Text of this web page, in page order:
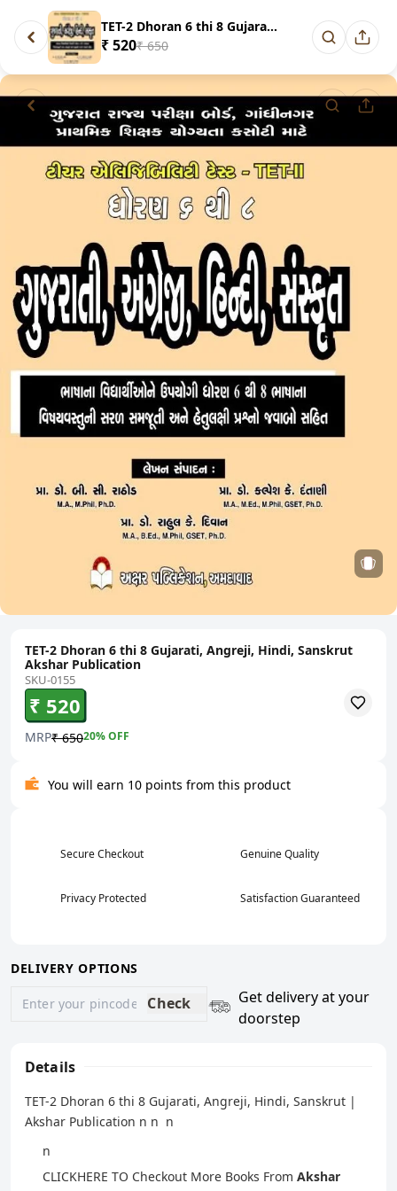
TET-2 Dhoran 6 thi 8 Gujarati,...
₹ 520₹ 650
TET-2 Dhoran 6 thi 8 Gujarati, Angreji, Hindi, Sanskrut
Akshar Publication
SKU-0155
₹ 520
MRP₹ 65020% OFF
You will earn 10 points from this product
Secure Checkout Genuine Quality
Privacy Protected Satisfaction Guaranteed
DELIVERY OPTIONS
Check
Get delivery at your
doorstep
Details
TET-2 Dhoran 6 thi 8 Gujarati, Angreji, Hindi, Sanskrut |
Akshar Publication n n n
n
CLICKHERE TO Checkout More Books From Akshar